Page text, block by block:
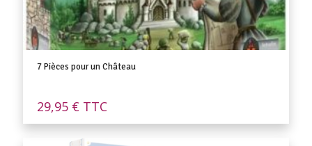
7 Pièces pour un Château
29,95 € TTC